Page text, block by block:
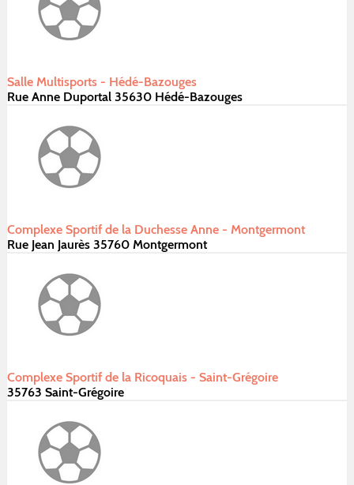
Salle Multisports - Hédé-Bazouges
Rue Anne Duportal 35630 Hédé-Bazouges
Complexe Sportif de la Duchesse Anne - Montgermont
Rue Jean Jaurès 35760 Montgermont
Complexe Sportif de la Ricoquais - Saint-Grégoire
35763 Saint-Grégoire